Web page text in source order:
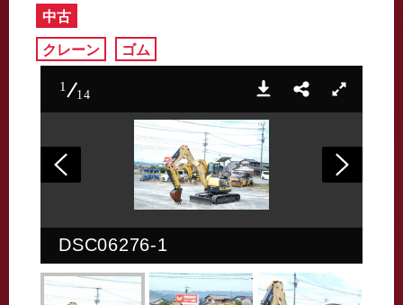
中古
クレーン
ゴム
1
14
DSC06276-1